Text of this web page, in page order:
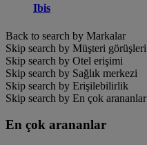
Ibis
Back to search by Markalar
Skip search by Müşteri görüşleri
Skip search by Otel erişimi
Skip search by Sağlık merkezi
Skip search by Erişilebilirlik
Skip search by En çok arananlar
En çok arananlar